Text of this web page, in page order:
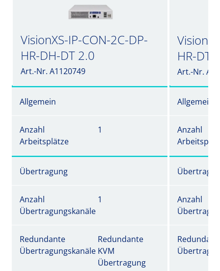
VisionXS-IP-CON-2C-DP-
HR-DH-DT 2.0
Art.-Nr. A1120749
HR-DT
Art.-Nr.
Allgemein Allgemein
Anzahl
Arbeitsplätze
1
Anzahl
Übertragung
Anzahl
Übertragungskanäle
1
Anzahl
Redundante
Übertragungskanäle
Redundante
KVM
Übertragung